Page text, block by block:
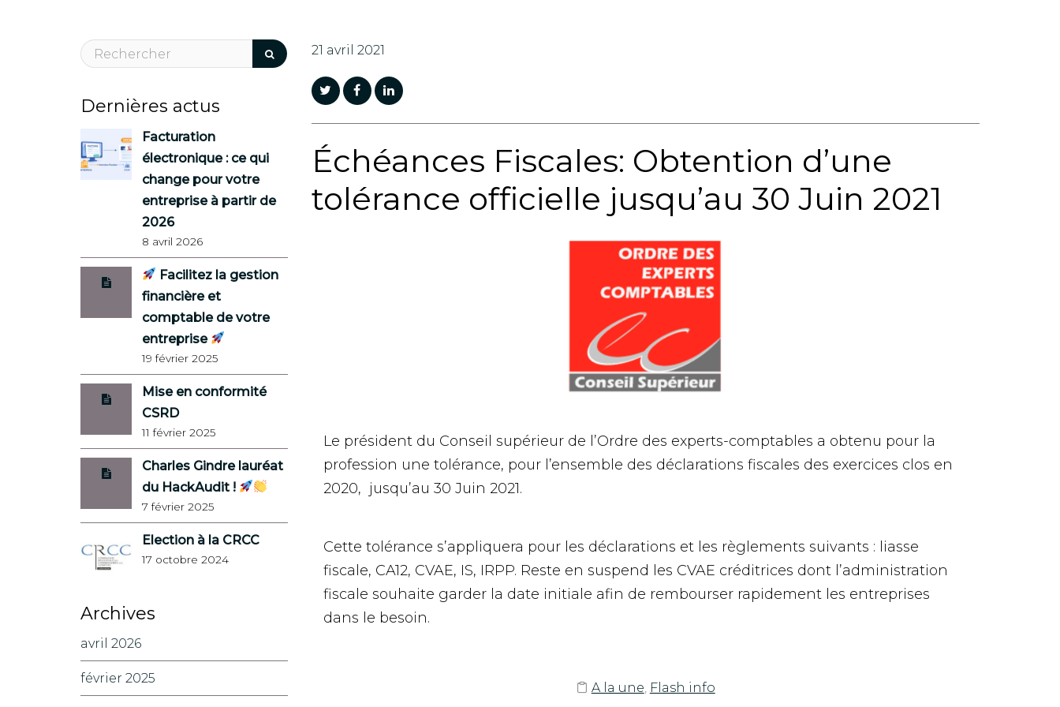
21 avril 2021
Échéances Fiscales: Obtention d’une
tolérance officielle jusqu’au 30 Juin 2021
Le président du Conseil supérieur de l’Ordre des experts-comptables a obtenu pour la
profession une tolérance, pour l’ensemble des déclarations fiscales des exercices clos en
2020, jusqu’au 30 Juin 2021.
Cette tolérance s’appliquera pour les déclarations et les règlements suivants : liasse
fiscale, CA12, CVAE, IS, IRPP. Reste en suspend les CVAE créditrices dont l’administration
fiscale souhaite garder la date initiale afin de rembourser rapidement les entreprises
dans le besoin.
A la une, Flash info
Dernières actus
Facturation
électronique : ce qui
change pour votre
entreprise à partir de
2026
8 avril 2026
Facilitez la gestion
financière et
comptable de votre
entreprise
19 février 2025
Mise en conformité
CSRD
11 février 2025
Charles Gindre lauréat
du HackAudit !
7 février 2025
Election à la CRCC
17 octobre 2024
Archives
avril 2026
février 2025